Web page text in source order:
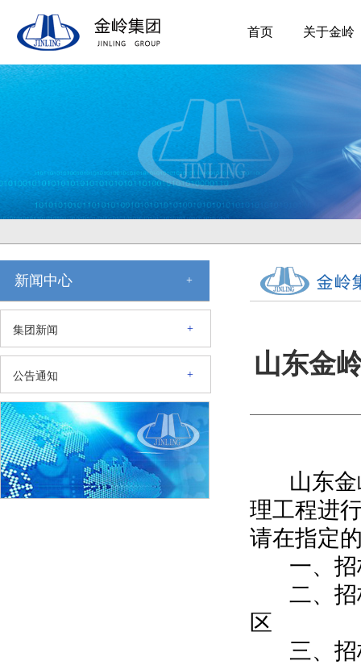
首页 关于金岭
新闻中心 +
集团新闻 +
公告通知 + 山东金
山东金
理工程进
请在指定
一、
二、
区
三、